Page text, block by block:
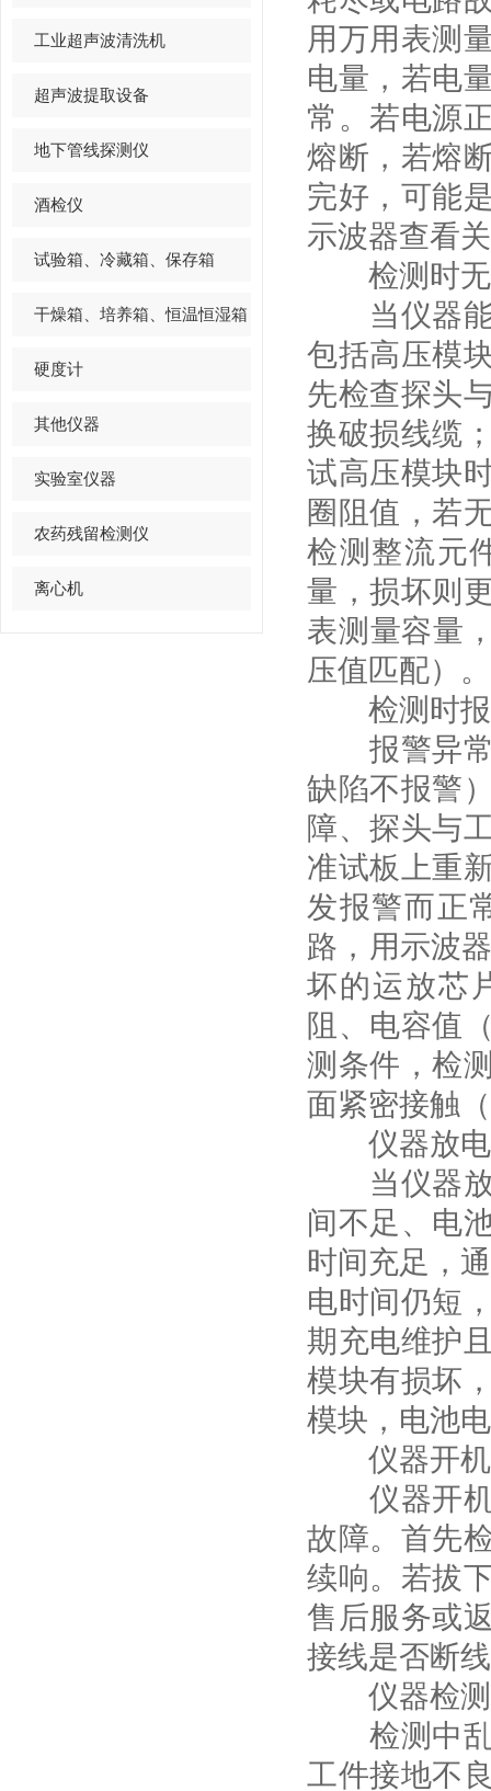
工业超声波清洗机
超声波提取设备
地下管线探测仪
酒检仪
试验箱、冷藏箱、保存箱
干燥箱、培养箱、恒温恒湿箱
硬度计
其他仪器
实验室仪器
农药残留检测仪
离心机
用万用表测
电量，若电
常。若电源
熔断，若熔
完好，可能
示波器查看
检测时无
当仪器能
包括高压模
先检查探头
换破损线缆
试高压模块
圈阻值，若
检测整流元
量，损坏则
表测量容量
压值匹配）。
检测时报
报警异常
缺陷不报警
障、探头与
准试板上重
发报警而正
路，用示波
坏的运放芯
阻、电容值
测条件，检
面紧密接触
仪器放电
当仪器放
间不足、电
时间充足，
电时间仍短
期充电维护
模块有损坏
模块，电池
仪器开机
仪器开机
故障。首先
续响。若拔
售后服务或
接线是否断
仪器检测
检测中乱
工件接地不